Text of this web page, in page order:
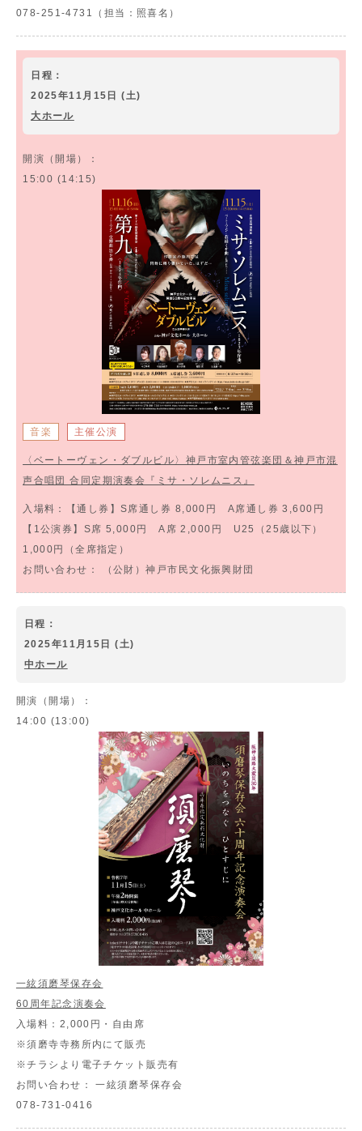
078-251-4731（担当：照喜名）
日程：
2025年11月15日 (土)
大ホール
開演（開場）：
15:00 (14:15)
音楽 主催公演
〈ベートーヴェン・ダブルビル〉神戸市室内管弦楽団＆神戸市混
声合唱団 合同定期演奏会『ミサ・ソレムニス』
入場料：
【通し券】S席通し券 8,000円 A席通し券 3,600円
【1公演券】S席 5,000円 A席 2,000円 U25（25歳以下）
1,000円（全席指定）
お問い合わせ：
（公財）神戸市民文化振興財団
日程：
2025年11月15日 (土)
中ホール
開演（開場）：
14:00 (13:00)
一絃須磨琴保存会
60周年記念演奏会
入場料： 2,000円・自由席
※須磨寺寺務所内にて販売
※チラシより電子チケット販売有
お問い合わせ：
一絃須磨琴保存会
078-731-0416